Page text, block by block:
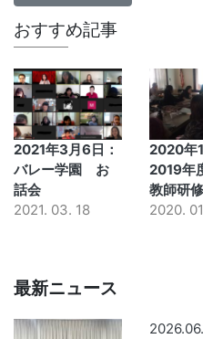
おすすめ記事
2021年3月6日：
バレー学園 お
話会
2021. 03. 18
2020年1
2019年
教師研
2020.
最新ニュース